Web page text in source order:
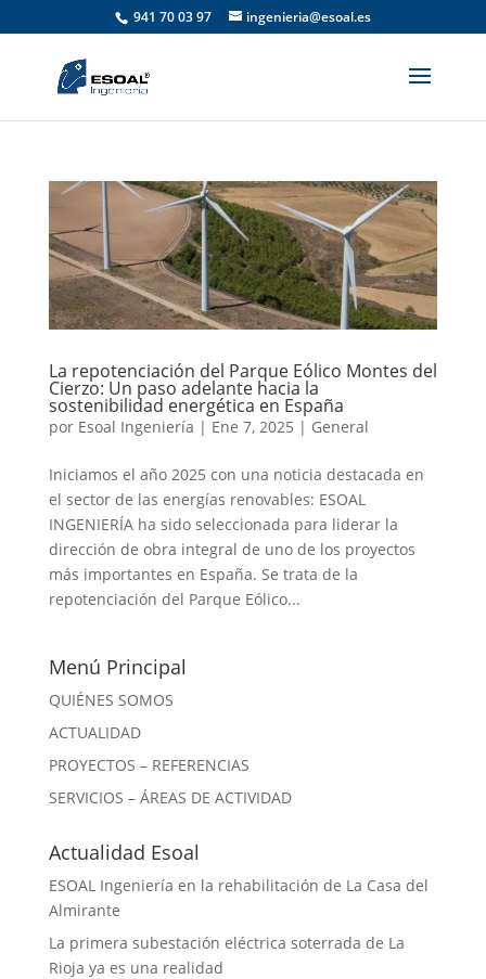
941 70 03 97 ingenieria@esoal.es
La repotenciación del Parque Eólico Montes del
Cierzo: Un paso adelante hacia la
sostenibilidad energética en España
por Esoal Ingeniería | Ene 7, 2025 | General
Iniciamos el año 2025 con una noticia destacada en
el sector de las energías renovables: ESOAL
INGENIERÍA ha sido seleccionada para liderar la
dirección de obra integral de uno de los proyectos
más importantes en España. Se trata de la
repotenciación del Parque Eólico...
Menú Principal
QUIÉNES SOMOS
ACTUALIDAD
PROYECTOS – REFERENCIAS
SERVICIOS – ÁREAS DE ACTIVIDAD
Actualidad Esoal
ESOAL Ingeniería en la rehabilitación de La Casa del
Almirante
La primera subestación eléctrica soterrada de La
Rioja ya es una realidad